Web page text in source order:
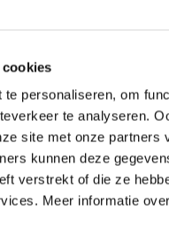
personaliseren, om
te analyseren.
site met onze partners
kunnen deze
verstrekt of die ze
Meer informatie
in het
is een kans
het recente
zich op het
en
daarmee een